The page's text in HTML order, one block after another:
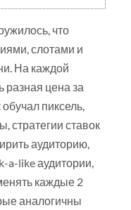
что
слотами и
На каждой
разная цена за
обучал пиксель,
стратегии ставок
аудиторию,
a-like аудитории,
каждые 2
аналогичны